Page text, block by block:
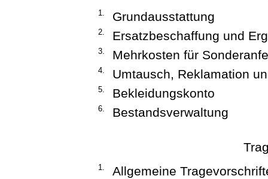
1. Grundausstattung
2. Ersatzbeschaffung und
3. Mehrkosten für
4. Umtausch, Reklamation
5. Bekleidungskonto
6. Bestandsverwaltung
1. Allgemeine